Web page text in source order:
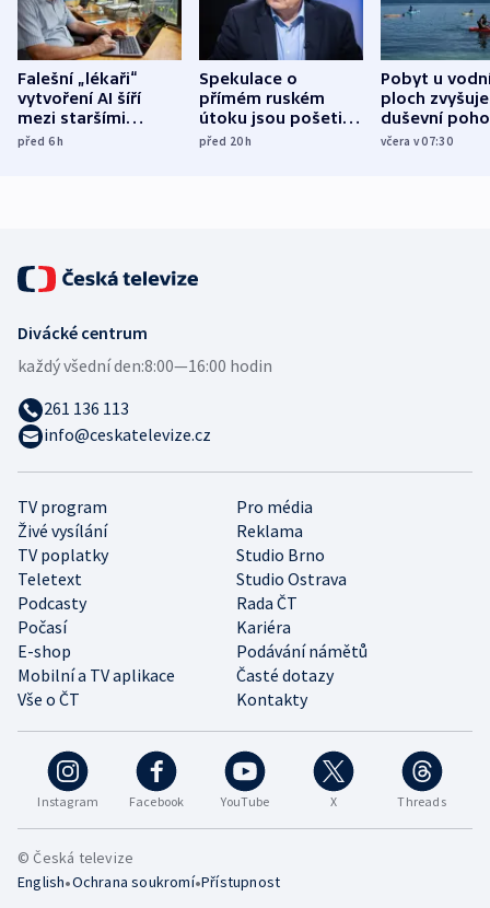
Falešní „lékaři“
vytvoření AI šíří
mezi staršími
Poláky nebezpečné
před 6h
Spekulace o
přímém ruském
útoku jsou pošetilé,
míní estonský
před 20h
Pobyt u
ploch zvyšuje
duševní
ukázala
včera v 07:30
Instagram Facebook YouTube X Threads
TV program
Pro média
Živé vysílání
Reklama
TV poplatky
Studio Brno
Teletext
Studio Ostrava
Podcasty
Rada ČT
Počasí
Kariéra
E-shop
Podávání námětů
Mobilní a TV aplikace
Časté dotazy
Vše o ČT
Kontakty
Divácké centrum
každý všední den:8:00—16:00 hodin
261 136 113
info@ceskatelevize.cz
© Česká televize
English•Ochrana soukromí•Přístupnost